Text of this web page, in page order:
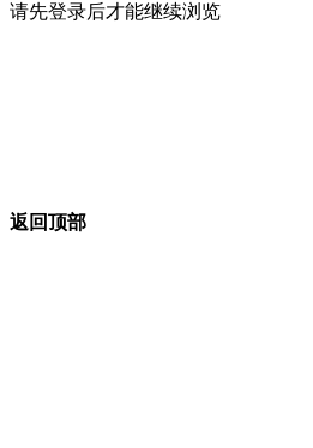
请先登录后才能继续浏览
返回顶部